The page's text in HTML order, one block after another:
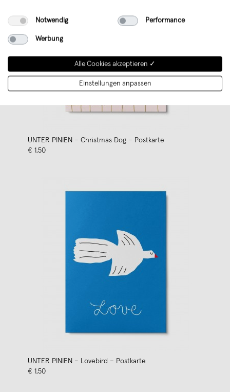
UNTER PINIEN – Christmas Dog – Postkarte
€ 1,50
UNTER PINIEN – Lovebird – Postkarte
€ 1,50
Notwendig Performance
Werbung
Alle Cookies akzeptieren ✓
Einstellungen anpassen